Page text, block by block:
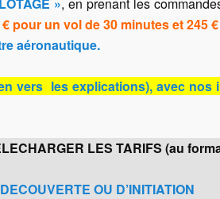
€ pour un vol de 30 minutes et 245
aéronautique.
vers les explications), avec
LES TARIFS (au
OU D’INITIATION